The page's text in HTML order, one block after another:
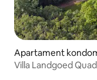
Apartament
Villa Landgoed